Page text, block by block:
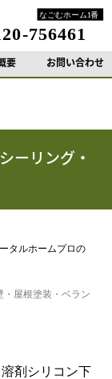
要 お問い合わせ
リング・
タルホームプロの
屋根塗装・ベラン
剤シリコン下